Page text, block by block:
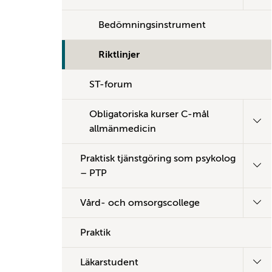
Bedömningsinstrument
Riktlinjer
ST-forum
Obligatoriska kurser C-mål
allmänmedicin
Praktisk tjänstgöring som psykolog
– PTP
Vård- och omsorgscollege
Praktik
Läkarstudent